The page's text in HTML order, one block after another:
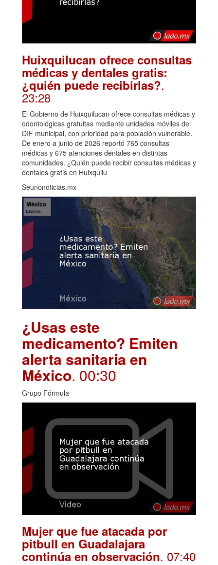
Huixquilucan ofrece consultas
médicas y dentales gratis:
¿quién puede recibirlas?.
23:28
El Gobierno de Huixquilucan ofrece consultas médicas y
odontológicas gratuitas mediante unidades móviles del
DIF municipal, con prioridad para población vulnerable.
De enero a junio de 2026 reportó 765 consultas
médicas y 675 atenciones dentales en distintas
comunidades. ¿Quién puede recibir consultas médicas y
dentales gratis en Huixquilu
Seunonoticias.mx
¿Usas este
medicamento? Emiten
alerta sanitaria en
México. 00:30
Grupo Fórmula
Mujer que fue atacada por
pitbull en Guadalajara
continúa en observación. 07:40